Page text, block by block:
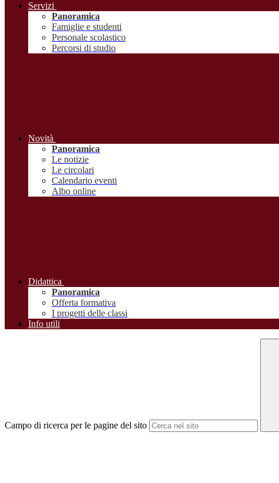
Servizi
Panoramica
Famiglie e studenti
Personale scolastico
Percorsi di studio
Novità
Panoramica
Le notizie
Le circolari
Calendario eventi
Albo online
Didattica
Panoramica
Offerta formativa
I progetti delle classi
Info utili
Campo di ricerca per le pagine del sito